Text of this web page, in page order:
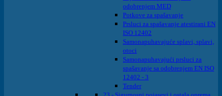
odobrenjem MED
Potkove za spašavanje
Prsluci za spašavanje atestirani EN
ISO 12402
Samonapuhavajuće splavi, splavi,
otoci
Samonapuhavajući prsluci za
spašavanje sa odobrenjem EN ISO
12402 - 3
Tender